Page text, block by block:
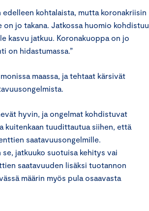
kohtalaista, mutta koronakriisin
jo takana. Jatkossa huomio kohdistuu
kasvu jatkuu. Koronakuoppa on jo
on hidastumassa.”
maassa, ja tehtaat kärsivät
hyvin, ja ongelmat kohdistuvat
kuitenkaan tuudittautua siihen, että
saatavuusongelmille.
jatkuuko suotuisa kehitys vai
saatavuuden lisäksi tuotannon
määrin myös pula osaavasta